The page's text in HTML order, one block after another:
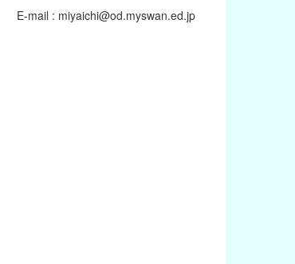
E-mail : miyaichi@od.myswan.ed.jp